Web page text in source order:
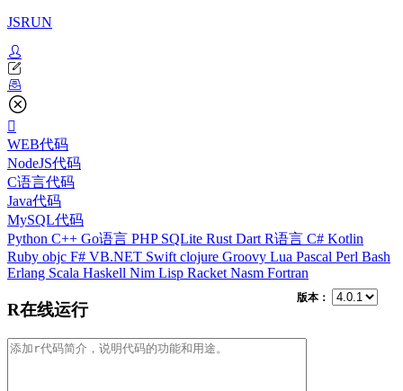
JSRUN
WEB代码
NodeJS代码
C语言代码
Java代码
MySQL代码
Python C++ Go语言 PHP SQLite Rust Dart R语言 C# Kotlin
Ruby objc F# VB.NET Swift clojure Groovy Lua Pascal Perl Bash
Erlang Scala Haskell Nim Lisp Racket Nasm Fortran
R在线运行
版本：